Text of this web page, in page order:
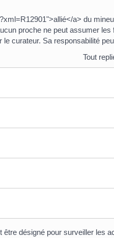
a> du
proche ne peut assumer les
curateur. Sa responsabilité
Tout
désigné pour surveiller les